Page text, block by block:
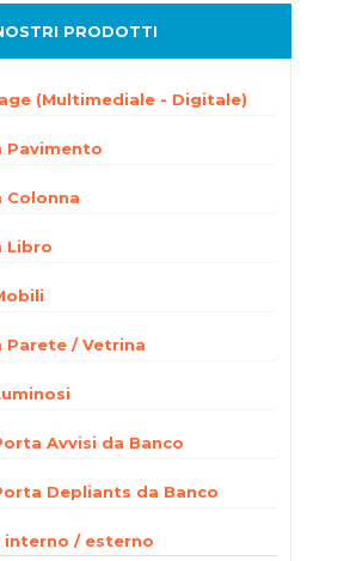
PRODOTTI
(Multimediale - Digitale)
Pavimento
Colonna
Libro
Parete / Vetrina
Avvisi da Banco
Depliants da Banco
interno / esterno